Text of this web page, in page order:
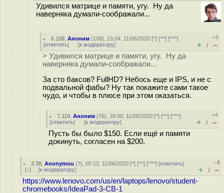
Удивился матрице и памяти, угу. Ну да
наверняка думали-соображали...
6.108 ,Аноним (108), 15:04, 11/06/2020 [^] [^^] [^^^]
[ответить] [к модератору]
+2
+ / –
> Удивился матрице и памяти, угу. Ну да
наверняка думали-соображали...
За сто баксов? FullHD? Небось еще и IPS, и не с
подвальной фабы? Ну так покажите сами такое
чудо, и чтобы в плюсе при этом оказаться.
7.119 ,Аноним (76), 16:00, 11/06/2020 [^] [^^] [^^^]
[ответить] [к модератору]
+4
+ / –
Пусть бы было $150. Если ещё и памяти
докинуть, согласен на $200.
3.38 ,Anonymou (?), 05:12, 11/06/2020 [^] [^^] [^^^] [ответить]
[↑] [к модератору]
–2
+ / –
https://www.lenovo.com/us/en/laptops/lenovo/student-
chromebooks/IdeaPad-3-CB-1